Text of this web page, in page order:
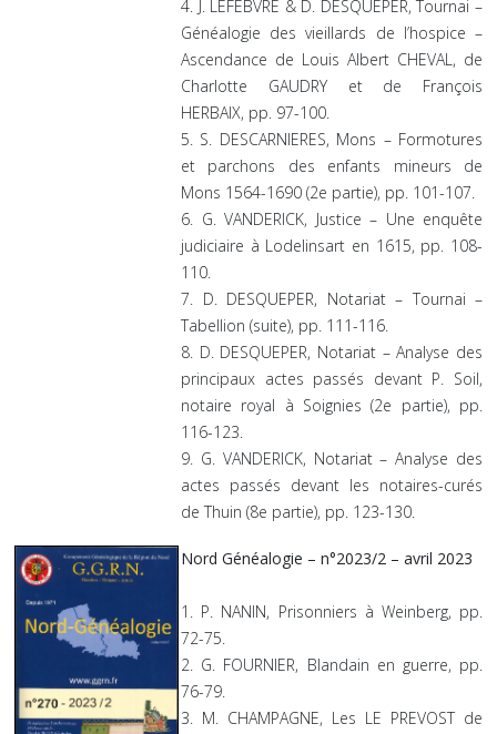
4. J. LEFEBVRE & D. DESQUEPER, Tournai –
Généalogie des vieillards de l’hospice –
Ascendance de Louis Albert CHEVAL, de
Charlotte GAUDRY et de François
HERBAIX, pp. 97-100.
5. S. DESCARNIERES, Mons – Formotures
et parchons des enfants mineurs de
Mons 1564-1690 (2e partie), pp. 101-107.
6. G. VANDERICK, Justice – Une enquête
judiciaire à Lodelinsart en 1615, pp. 108-
110.
7. D. DESQUEPER, Notariat – Tournai –
Tabellion (suite), pp. 111-116.
8. D. DESQUEPER, Notariat – Analyse des
principaux actes passés devant P. Soil,
notaire royal à Soignies (2e partie), pp.
116-123.
9. G. VANDERICK, Notariat – Analyse des
actes passés devant les notaires-curés
de Thuin (8e partie), pp. 123-130.
Nord Généalogie – n°2023/2 – avril 2023
1. P. NANIN, Prisonniers à Weinberg, pp.
72-75.
2. G. FOURNIER, Blandain en guerre, pp.
76-79.
3. M. CHAMPAGNE, Les LE PREVOST de